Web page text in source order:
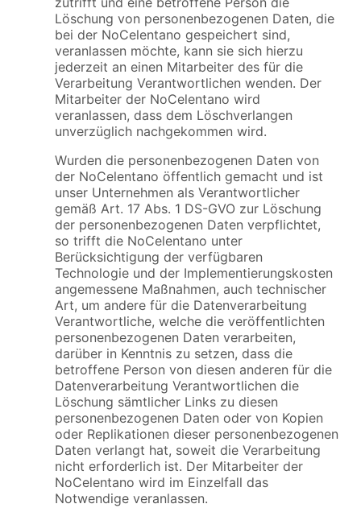
Löschung von personenbezogenen Daten, die
bei der NoCelentano gespeichert sind,
veranlassen möchte, kann sie sich hierzu
jederzeit an einen Mitarbeiter des für die
Verarbeitung Verantwortlichen wenden. Der
Mitarbeiter der NoCelentano wird
veranlassen, dass dem Löschverlangen
unverzüglich nachgekommen wird.
Wurden die personenbezogenen Daten von
der NoCelentano öffentlich gemacht und ist
unser Unternehmen als Verantwortlicher
gemäß Art. 17 Abs. 1 DS-GVO zur Löschung
der personenbezogenen Daten verpflichtet,
so trifft die NoCelentano unter
Berücksichtigung der verfügbaren
Technologie und der Implementierungskosten
angemessene Maßnahmen, auch technischer
Art, um andere für die Datenverarbeitung
Verantwortliche, welche die veröffentlichten
personenbezogenen Daten verarbeiten,
darüber in Kenntnis zu setzen, dass die
betroffene Person von diesen anderen für die
Datenverarbeitung Verantwortlichen die
Löschung sämtlicher Links zu diesen
personenbezogenen Daten oder von Kopien
oder Replikationen dieser personenbezogenen
Daten verlangt hat, soweit die Verarbeitung
nicht erforderlich ist. Der Mitarbeiter der
NoCelentano wird im Einzelfall das
Notwendige veranlassen.